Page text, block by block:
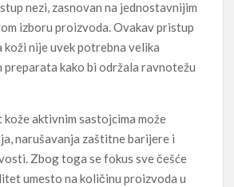
nezi, zasnovan na jednostavnijim
izboru proizvoda. Ovakav pristup
koži nije uvek potrebna velika
kako bi održala ravnotežu
aktivnim sastojcima može
narušavanja zaštitne barijere i
Zbog toga se fokus sve češće
umesto na količinu proizvoda u